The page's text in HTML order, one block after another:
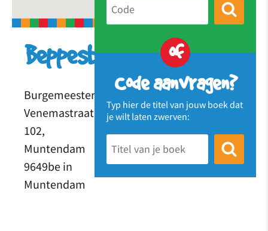
of
Code aanvragen?
Typ hier de titel van jouw boek dat
je wilt laten zwerven:
Beppesbieb
Burgemeester
Venemastraat
102,
Muntendam
9649be in
Muntendam